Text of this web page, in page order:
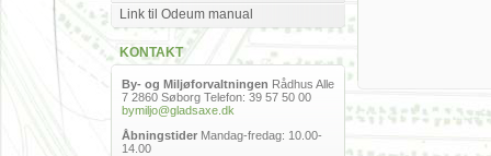
Link til Odeum manual
KONTAKT
By- og Miljøforvaltningen Rådhus Alle
7 2860 Søborg Telefon: 39 57 50 00
bymiljo@gladsaxe.dk
Åbningstider Mandag-fredag: 10.00-
14.00